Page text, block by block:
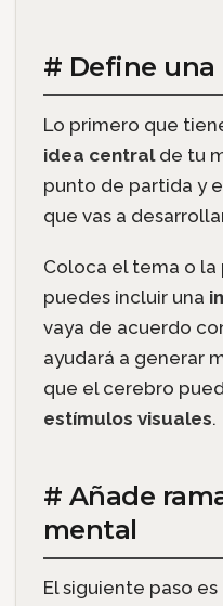
# Define
Lo primero que
idea central de tu
punto de partida y
que vas a
Coloca el tema o
puedes incluir una
vaya de acuerdo
ayudará a generar
que el cerebro
estímulos visuales.
# Añade
mental
El siguiente paso es